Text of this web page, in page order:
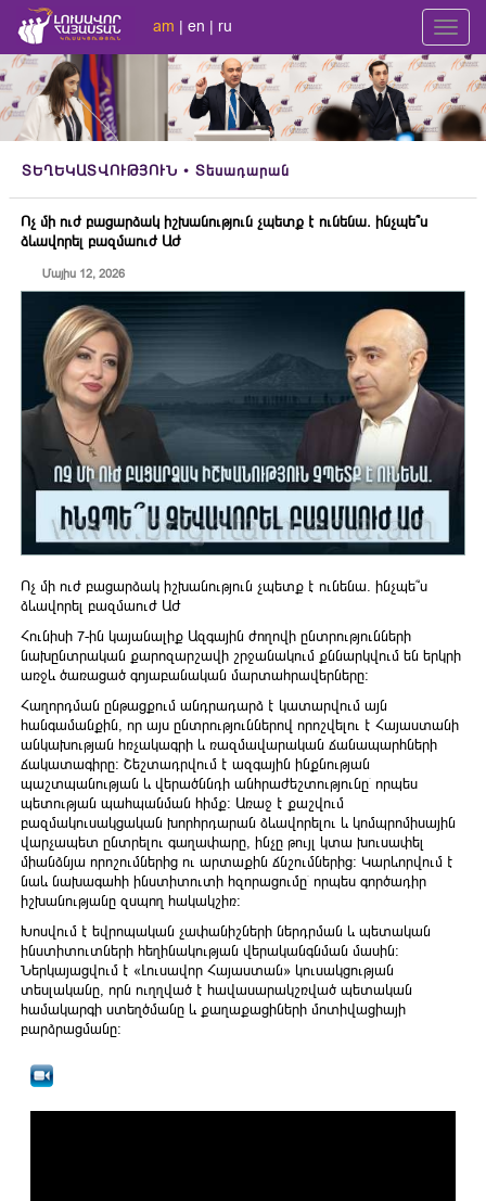
am | en | ru
ՏԵՂԵԿԱՏՎՈՒԹՅՈՒՆ • Տեսադարան
Ոչ մի ուժ բացարձակ իշխանություն չպետք է ունենա. ինչպե՞ս
ձևավորել բազմաուժ ԱԺ
Մայիս 12, 2026
Ոչ մի ուժ բացարձակ իշխանություն չպետք է ունենա. ինչպե՞ս
ձևավորել բազմաուժ ԱԺ
Հունիսի 7-ին կայանալիք Ազգային ժողովի ընտրությունների
նախընտրական քարոզարշավի շրջանակում քննարկվում են երկրի
առջև ծառացած գոյաբանական մարտահրավերները։
Հաղորդման ընթացքում անդրադարձ է կատարվում այն
հանգամանքին, որ այս ընտրություններով որոշվելու է Հայաստանի
անկախության հռչակագրի և ռազմավարական ճանապարհների
ճակատագիրը։ Շեշտադրվում է ազգային ինքնության
պաշտպանության և վերածննդի անհրաժեշտությունը՝ որպես
պետության պահպանման հիմք։ Առաջ է քաշվում
բազմակուսակցական խորհրդարան ձևավորելու և կոմպրոմիսային
վարչապետ ընտրելու գաղափարը, ինչը թույլ կտա խուսափել
միանձնյա որոշումներից ու արտաքին ճնշումներից։ Կարևորվում է
նաև նախագահի ինստիտուտի հզորացումը՝ որպես գործադիր
իշխանությանը զսպող հակակշիռ։
Խոսվում է եվրոպական չափանիշների ներդրման և պետական
ինստիտուտների հեղինակության վերականգնման մասին։
Ներկայացվում է «Լուսավոր Հայաստան» կուսակցության
տեսլականը, որն ուղղված է հավասարակշռված պետական
համակարգի ստեղծմանը և քաղաքացիների մոտիվացիայի
բարձրացմանը։